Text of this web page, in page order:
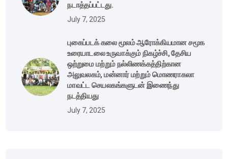
நடாத்தப்பட்டது.
July 7, 2025
புகைப்படக் கலை மூலம் ஆரோக்கியமான சமூக
உரையாடலை உருவாக்கும் நிகழ்ச்சி, தேசிய
ஒற்றுமை மற்றும் நல்லிணக்கத்திற்கான
அலுவலகம், மன்னார் மற்றும் மொணராகலா
மாவட்ட செயலகங்களுடன் இணைந்து
நடத்தியது
July 7, 2025